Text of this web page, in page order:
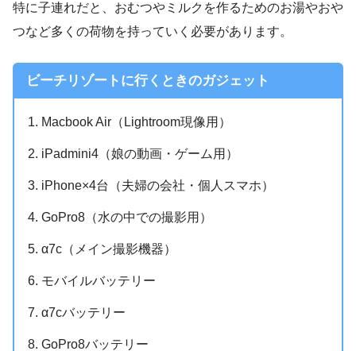
特に子連れだと、おむつやミルクを作るためのお湯やおや
つなど多くの荷物を持っていく必要があります。
ビーチリゾートに行くときのガジェット
Macbook Air（Lightroom現像用）
iPadmini4（娘の動画・ゲーム用）
iPhone×4台（夫婦の会社・個人スマホ）
GoPro8（水の中での撮影用）
α7c（メイン撮影機器）
モバイルバッテリー
α7cバッテリー
GoPro8バッテリー